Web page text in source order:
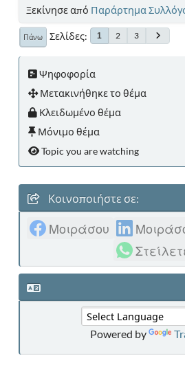
Ξεκίνησε από Παράρτημα
Πάνω Σελίδες 1 2 3
Ψηφοφορία
Μετακινήθηκε το θέμα
Κλειδωμένο θέμα
Μόνιμο θέμα
Topic you are watching
Κοινοποιήστε σε:
Μοιράσου
Powered by